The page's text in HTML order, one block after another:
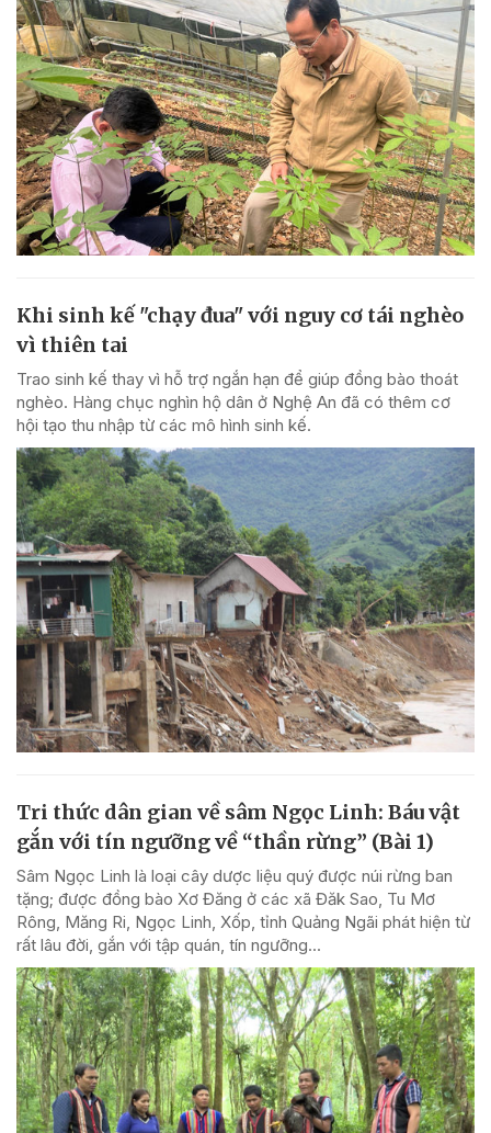
Khi sinh kế "chạy đua" với nguy cơ tái nghèo
vì thiên tai
Trao sinh kế thay vì hỗ trợ ngắn hạn để giúp đồng bào thoát
nghèo. Hàng chục nghìn hộ dân ở Nghệ An đã có thêm cơ
hội tạo thu nhập từ các mô hình sinh kế.
Tri thức dân gian về sâm Ngọc Linh: Báu vật
gắn với tín ngưỡng về “thần rừng” (Bài 1)
Sâm Ngọc Linh là loại cây dược liệu quý được núi rừng ban
tặng; được đồng bào Xơ Đăng ở các xã Đăk Sao, Tu Mơ
Rông, Măng Ri, Ngọc Linh, Xốp, tỉnh Quảng Ngãi phát hiện từ
rất lâu đời, gắn với tập quán, tín ngưỡng...